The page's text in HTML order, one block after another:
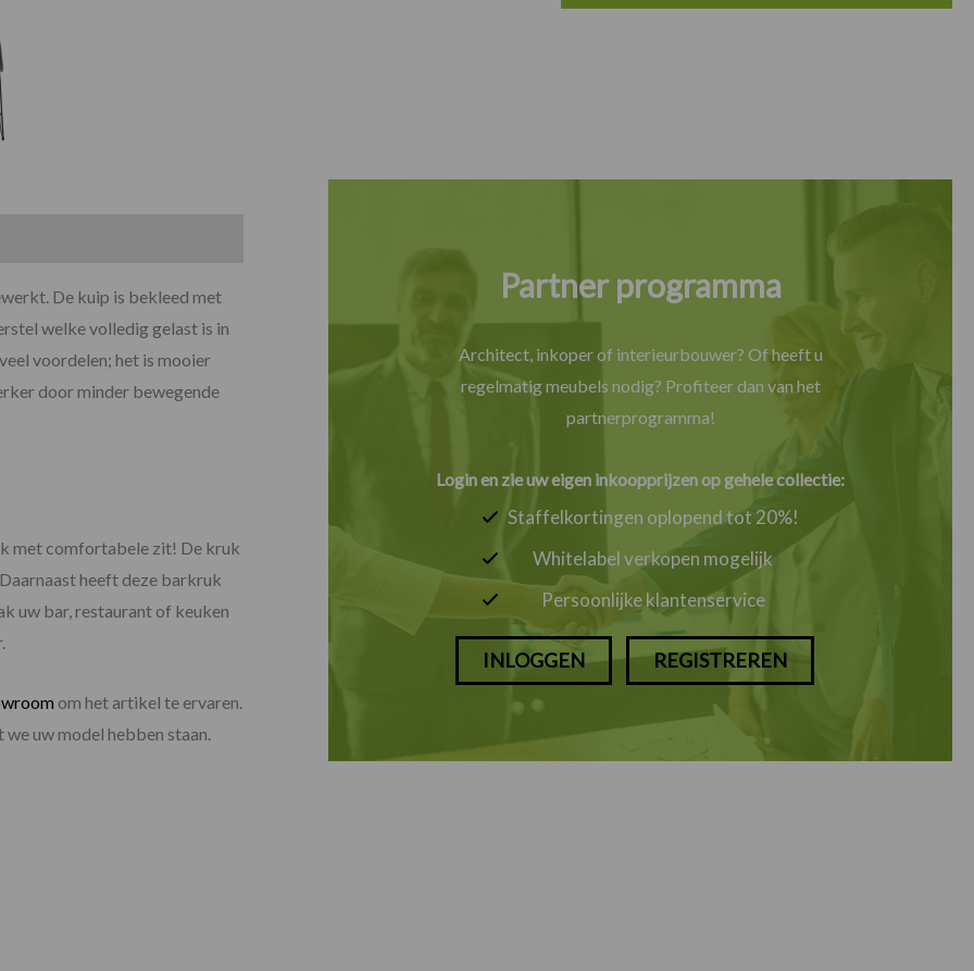
De kuip is bekleed met
welke volledig gelast is in
voordelen; het is mooier
door minder bewegende
met comfortabele zit! De kruk
heeft deze barkruk
uw bar, restaurant of keuken
om het artikel te ervaren.
uw model hebben staan.
Partner programma
Architect, inkoper of interieurbouwer? Of heeft u
regelmatig meubels nodig? Profiteer dan van het
partnerprogramma!
Login en zie uw eigen inkoopprijzen op gehele collectie:
Staffelkortingen oplopend tot 20%!
Whitelabel verkopen mogelijk
Persoonlijke klantenservice
INLOGGEN REGISTREREN